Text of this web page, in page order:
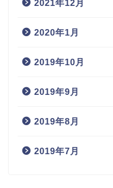
2021年12月
2020年1月
2019年10月
2019年9月
2019年8月
2019年7月